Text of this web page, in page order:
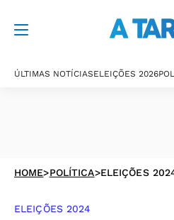
ÚLTIMAS NOTÍCIASELEIÇÕES 2026
HOME>POLÍTICA>ELEIÇÕES
ELEIÇÕES 2024